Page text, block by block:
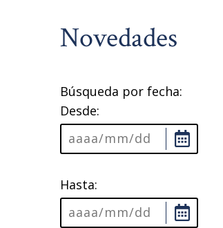
Novedades
Búsqueda por fecha:
Desde:
Hasta: